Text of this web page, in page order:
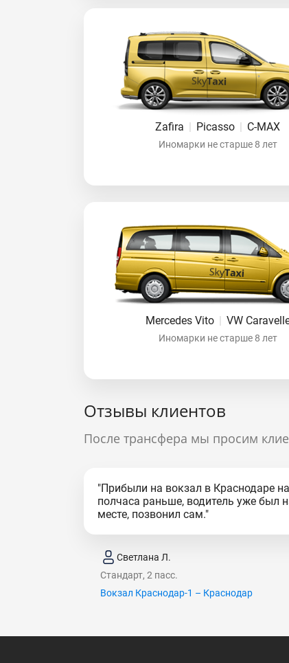
Zafira | Picasso | C-MAX
Иномарки не старше 8 лет
Mercedes Vito | VW
Иномарки не старше 8 лет
Отзывы клиентов
После трансфера мы просим
"Прибыли на вокзал в Краснодаре на
полчаса раньше, водитель уже был
месте, позвонил сам."
Светлана Л.
Стандарт, 2 пасс.
Вокзал Краснодар-1 – Краснодар